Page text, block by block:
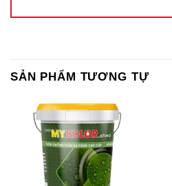
SẢN PHẨM TƯƠNG TỰ